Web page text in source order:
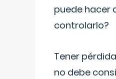
puede hacer
controlarlo?
Tener
no debe